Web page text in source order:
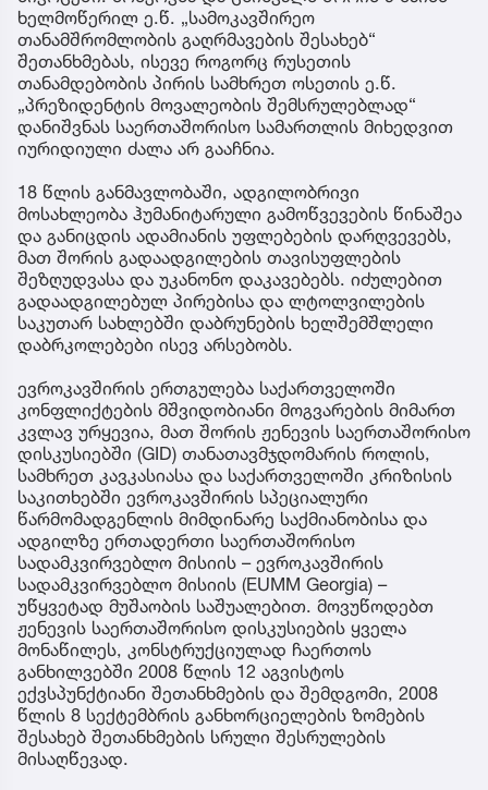
ხელმოწერილ ე.წ. „სამოკავშირეო
თანამშრომლობის გაღრმავების შესახებ“
შეთანხმებას, ისევე როგორც რუსეთის
თანამდებობის პირის სამხრეთ ოსეთის ე.წ.
„პრეზიდენტის მოვალეობის შემსრულებლად“
დანიშვნას საერთაშორისო სამართლის მიხედვით
იურიდიული ძალა არ გააჩნია.
18 წლის განმავლობაში, ადგილობრივი
მოსახლეობა ჰუმანიტარული გამოწვევების წინაშეა
და განიცდის ადამიანის უფლებების დარღვევებს,
მათ შორის გადაადგილების თავისუფლების
შეზღუდვასა და უკანონო დაკავებებს. იძულებით
გადაადგილებულ პირებისა და ლტოლვილების
საკუთარ სახლებში დაბრუნების ხელშემშლელი
დაბრკოლებები ისევ არსებობს.
ევროკავშირის ერთგულება საქართველოში
კონფლიქტების მშვიდობიანი მოგვარების მიმართ
კვლავ ურყევია, მათ შორის ჟენევის საერთაშორისო
დისკუსიებში (GID) თანათავმჯდომარის როლის,
სამხრეთ კავკასიასა და საქართველოში კრიზისის
საკითხებში ევროკავშირის სპეციალური
წარმომადგენლის მიმდინარე საქმიანობისა და
ადგილზე ერთადერთი საერთაშორისო
სადამკვირვებლო მისიის – ევროკავშირის
სადამკვირვებლო მისიის (EUMM Georgia) –
უწყვეტად მუშაობის საშუალებით. მოვუწოდებთ
ჟენევის საერთაშორისო დისკუსიების ყველა
მონაწილეს, კონსტრუქციულად ჩაერთოს
განხილვებში 2008 წლის 12 აგვისტოს
ექვსპუნქტიანი შეთანხმების და შემდგომი, 2008
წლის 8 სექტემბრის განხორციელების ზომების
შესახებ შეთანხმების სრული შესრულების
მისაღწევად.